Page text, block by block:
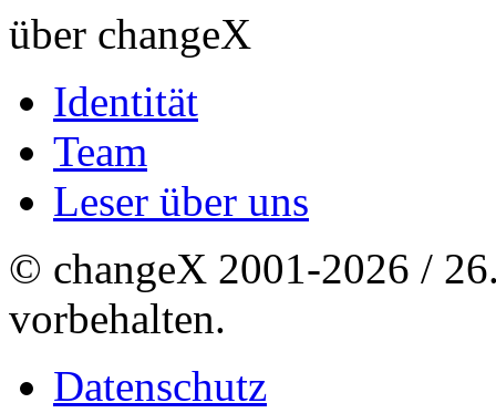
über changeX
Identität
Team
Leser über uns
© changeX 2001-2026 /
vorbehalten.
Datenschutz